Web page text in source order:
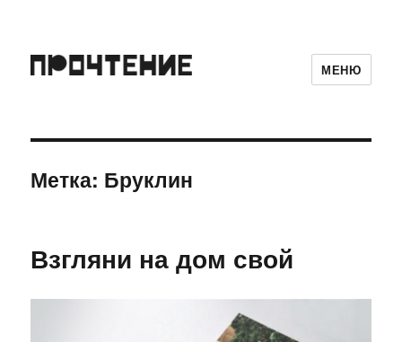
МЕНЮ
Метка: Бруклин
Взгляни на дом свой